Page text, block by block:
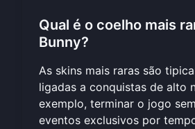
Qual é o coelho mais
Bunny?
As skins mais raras são
ligadas a conquistas de alto
exemplo, terminar o jogo
eventos exclusivos por